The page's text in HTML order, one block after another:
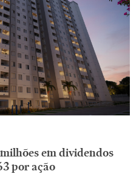
em dividendos
por ação